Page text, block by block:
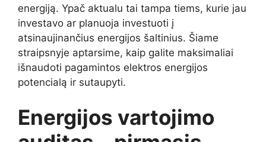
energiją. Ypač aktualu tai tampa tiems, kurie jau
investavo ar planuoja investuoti į
atsinaujinančius energijos šaltinius. Šiame
straipsnyje aptarsime, kaip galite maksimaliai
išnaudoti pagamintos elektros energijos
potencialą ir sutaupyti.
Energijos vartojimo